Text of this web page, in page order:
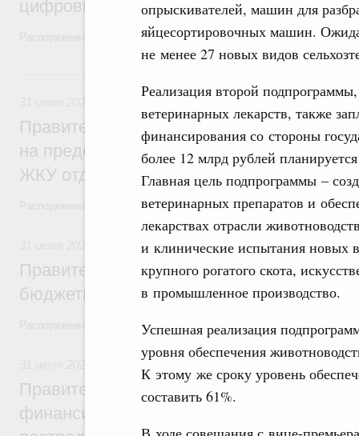
опрыскивателей, машин для
яйцесортировочных машин.
не менее 27 новых видов
Реализация второй
ветеринарных лекарств, также
финансирования со стороны
более 12 млрд рублей
Главная цель подпрограммы –
ветеринарных препаратов и
лекарствах отрасли
и клинические испытания новых
крупного рогатого скота,
в промышленное производство.
Успешная реализация
уровня обеспечения
К этому же сроку уровень
составить 61%.
цифровых платформ
Распоряжение от 25 июля 2026 года №1966-р
Социальная поддержка отдельных
Правительство направит регионам
на предоставление мер социальной
ЖКУ отдельным категориям граждан
Распоряжение от 30 июля 2026 года №2032-р
Бюджеты субъектов Федерации.
Правительство спишет часть
бюджетным кредитам ещё двум
Распоряжение от 29 июля 2026 года №2016-р
Чрезвычайные ситуации и ликвидация их
Правительство выделило
финансирование Дагестану и Чечне на